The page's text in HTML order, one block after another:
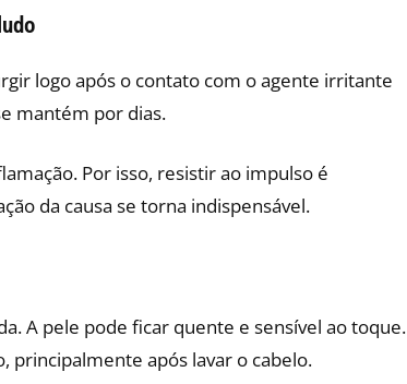
logo após o contato com o agente irritante
mantém por dias.
Por isso, resistir ao impulso é
da causa se torna indispensável.
A pele pode ficar quente e sensível ao toque.
principalmente após lavar o cabelo.